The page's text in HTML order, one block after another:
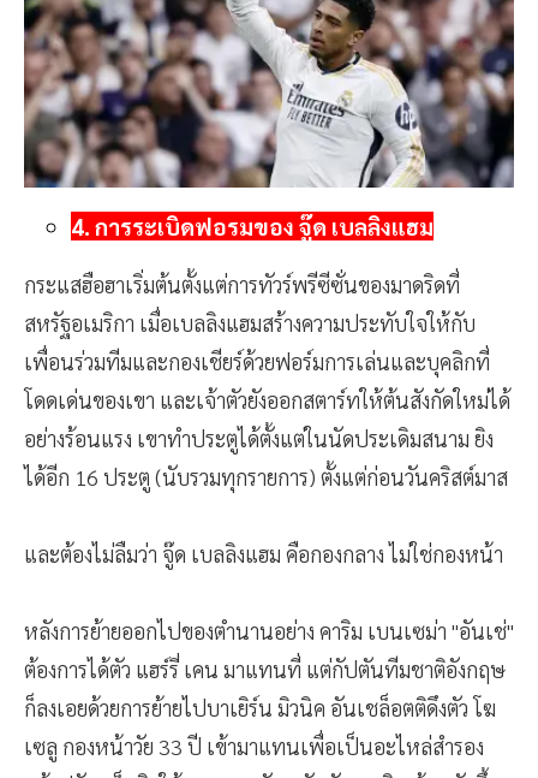
4. การระเบิดฟอรมของ จู๊ด เบลลิงแฮม
กระแสฮือฮาเริ่มต้นตั้งแต่การทัวร์พรีซีซั่นของมาดริดที่
สหรัฐอเมริกา เมื่อเบลลิงแฮมสร้างความประทับใจให้กับ
เพื่อนร่วมทีมและกองเชียร์ด้วยฟอร์มการเล่นและบุคลิกที่
โดดเด่นของเขา และเจ้าตัวยังออกสตาร์ทให้ต้นสังกัดใหม่ได้
อย่างร้อนแรง เขาทำประตูได้ตั้งแต่ในนัดประเดิมสนาม ยิง
ได้อีก 16 ประตู (นับรวมทุกรายการ) ตั้งแต่ก่อนวันคริสต์มาส
และต้องไม่ลืมว่า จู๊ด เบลลิงแฮม คือกองกลาง ไม่ใช่กองหน้า
หลังการย้ายออกไปของตำนานอย่าง คาริม เบนเซม่า "อันเช่"
ต้องการได้ตัว แฮร์รี่ เคน มาแทนที่ แต่กัปตันทีมชาติอังกฤษ
ก็ลงเอยด้วยการย้ายไปบาเยิร์น มิวนิค อันเชล็อตติดึงตัว โฆ
เซลู กองหน้าวัย 33 ปี เข้ามาแทนเพื่อเป็นอะไหล่สำรอง